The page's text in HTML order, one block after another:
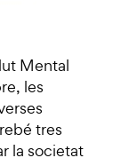
Mental
les
tres
la societat